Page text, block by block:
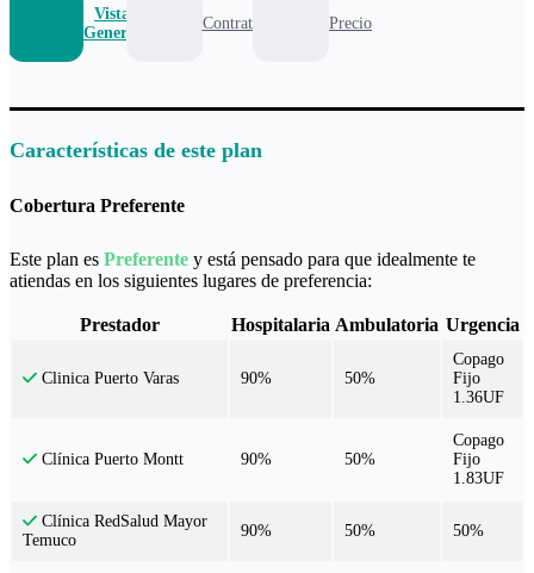
Vista
General
Contrato Precio
Características de este plan
Cobertura Preferente
Este plan es Preferente y está pensado para que idealmente te
atiendas en los siguientes lugares de preferencia:
Prestador Hospitalaria Ambulatoria Urgencia
Clinica Puerto Varas 90% 50%
Copago
Fijo
1.36UF
Clínica Puerto Montt 90% 50%
Copago
Fijo
1.83UF
Clínica RedSalud Mayor
Temuco
90% 50% 50%